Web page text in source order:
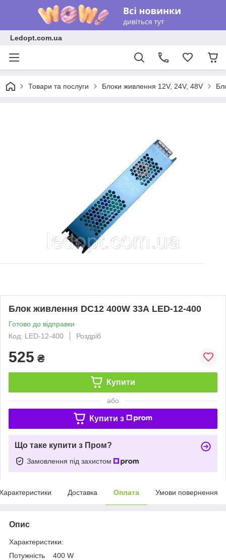
Ledopt.com.ua
Товари та послуги Блоки живлення 12V, 24V, 48V
Блок живлення DC12 400W 33А LED-12-400
Готово до відправки
Код: LED-12-400
Роздріб
525 ₴
Купити
або
Купити з
Що таке купити з Пром?
Замовлення під захистом
Доставка Оплата Умови повернення
Опис
Характеристики:
Потужність 400 W